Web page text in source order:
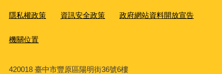
隱私權政策 資訊安全政策 政府網站資料開放宣告
機關位置
420018 臺中市豐原區陽明街36號6樓